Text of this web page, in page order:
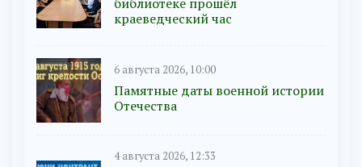
краеведческий час
6 августа 2026, 10:00
Памятные даты военной истории
Отечества
4 августа 2026, 12:33